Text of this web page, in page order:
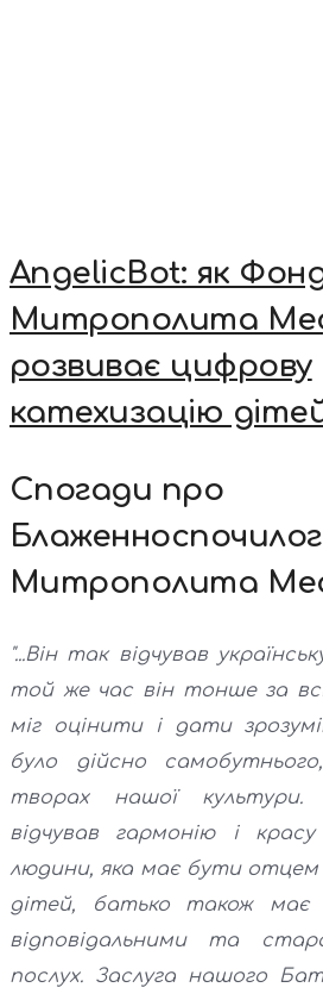
AngelicBot: як
Митрополита
розвиває цифрову
катехизацію
Спогади про
Митрополита
"...Він так відчував
той же час він тонше за
міг оцінити і дати
було дійсно
творах нашої
відчував гармонію і
людини, яка має бути отцем
дітей, батько також має
відповідальними та
послух. Заслуга нашого